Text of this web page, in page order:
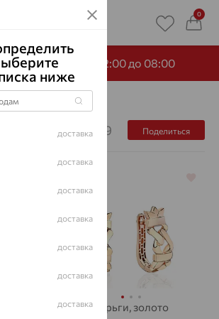
НОЧЬ с 22:00 до 08:00
0
пробы 9 карат 19 Поделиться
Серьги, золото
ниже
доставка
доставка
доставка
доставка
доставка
доставка
доставка